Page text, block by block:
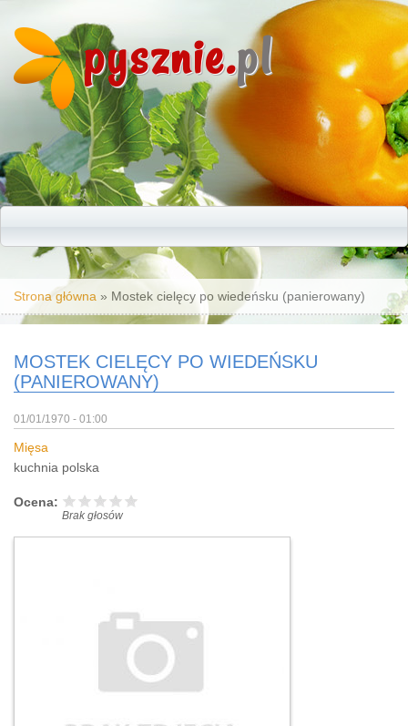
pysznie.pl
Jesteś tutaj
Strona główna » Mostek cielęcy po wiedeńsku (panierowany)
MOSTEK CIELĘCY PO WIEDEŃSKU
(PANIEROWANY)
01/01/1970 - 01:00
Mięsa
kuchnia polska
Ocena:
Brak głosów